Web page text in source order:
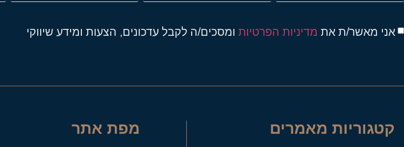
אני מאשר/ת את מדיניות הפרטיות ומסכים/ה לקבל עדכונים, הצעות ומידע שיווקי
קטגוריות מאמרים מפת אתר